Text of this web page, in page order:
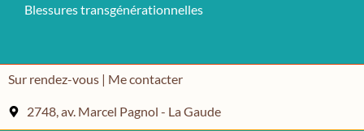
Blessures transgénérationnelles
Sur rendez-vous | Me contacter
2748, av. Marcel Pagnol - La Gaude